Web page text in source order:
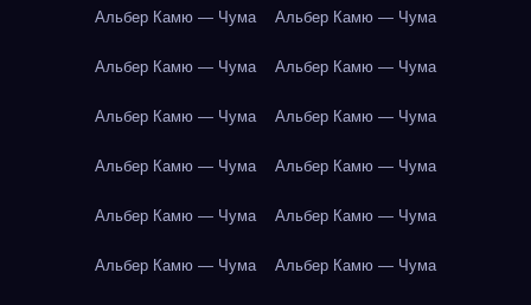
Альбер Камю — Чума Альбер Камю — Чума
Альбер Камю — Чума Альбер Камю — Чума
Альбер Камю — Чума Альбер Камю — Чума
Альбер Камю — Чума Альбер Камю — Чума
Альбер Камю — Чума Альбер Камю — Чума
Альбер Камю — Чума Альбер Камю — Чума